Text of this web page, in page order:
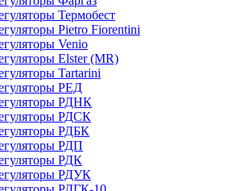
Термобест
Pietro Fiorentini
Venio
Elster (MR)
Tartarini
РЕД
РДНК
РДСК
РДБК
РДП
РДК
РДУК